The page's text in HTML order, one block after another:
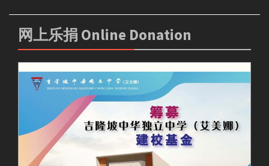
网上乐捐 Online Donation